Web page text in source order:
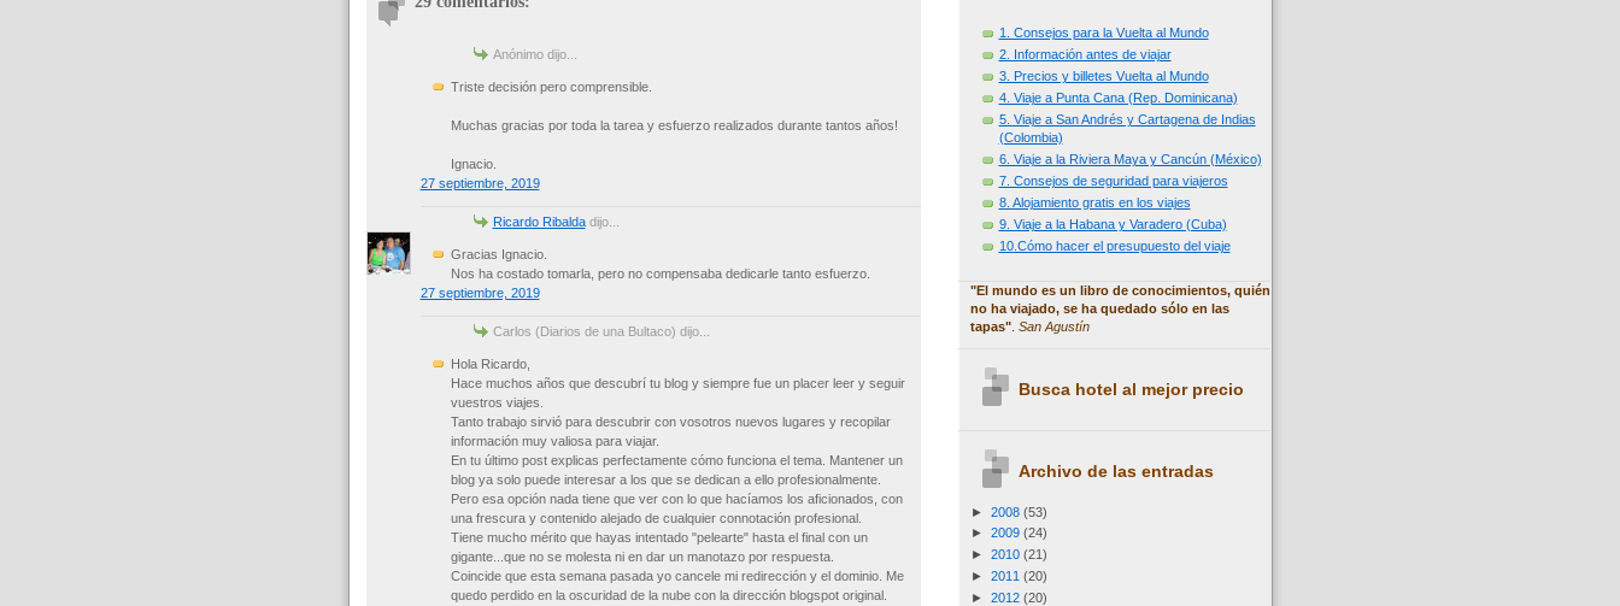
Anónimo dijo...
Triste decisión pero comprensible.
Muchas gracias por toda la tarea y esfuerzo realizados durante tantos años!
Ignacio.
27 septiembre, 2019
Ricardo Ribaldadijo...
Gracias Ignacio.
Nos ha costado tomarla, pero no compensaba dedicarle tanto esfuerzo.
27 septiembre, 2019
Carlos (Diarios de una Bultaco) dijo...
Hola Ricardo,
Hace muchos años que descubrí tu blog y siempre fue un placer leer y seguir
vuestros viajes.
Tanto trabajo sirvió para descubrir con vosotros nuevos lugares y recopilar
información muy valiosa para viajar.
En tu último post explicas perfectamente cómo funciona el tema. Mantener un
blog ya solo puede interesar a los que se dedican a ello profesionalmente.
Pero esa opción nada tiene que ver con lo que hacíamos los aficionados, con
una frescura y contenido alejado de cualquier connotación profesional.
Tiene mucho mérito que hayas intentado "pelearte" hasta el final con un
gigante...que no se molesta ni en dar un manotazo por respuesta.
Coincide que esta semana pasada yo cancele mi redirección y el dominio. Me
quedo perdido en la oscuridad de la nube con la dirección blogspot original.
1. Consejos para la Vuelta al Mundo
2. Información antes de viajar
3. Precios y billetes Vuelta al Mundo
4. Viaje a Punta Cana (Rep. Dominicana)
5. Viaje a San Andrés y Cartagena de Indias
(Colombia)
6. Viaje a la Riviera Maya y Cancún (México)
7. Consejos de seguridad para viajeros
8. Alojamiento gratis en los viajes
9. Viaje a la Habana y Varadero (Cuba)
10.Cómo hacer el presupuesto del viaje
"El mundo es un libro de conocimientos, quién
no ha viajado, se ha quedado sólo en las
tapas". San Agustín
Busca hotel al mejor precio
Archivo de las entradas
► 2008 (53)
► 2009 (24)
► 2010 (21)
► 2011 (20)
► 2012 (20)